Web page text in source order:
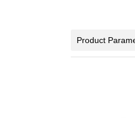
Product